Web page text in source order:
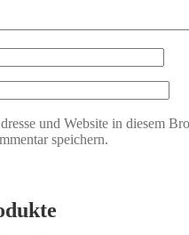
und Website in diesem
speichern.